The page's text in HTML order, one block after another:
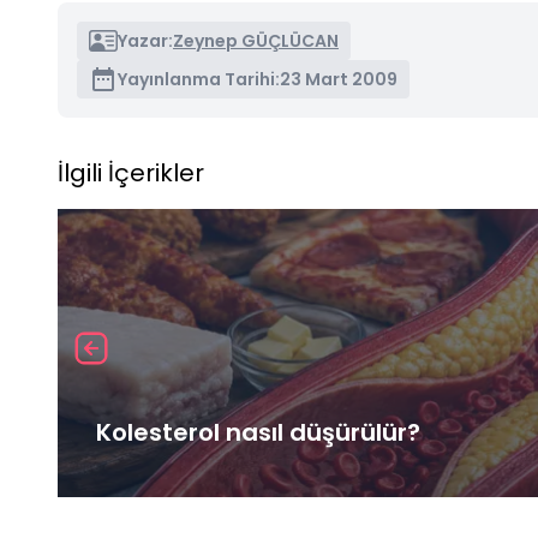
Yazar:Zeynep GÜÇLÜCAN
Yayınlanma Tarihi:23 Mart 2009
İlgili İçerikler
Kolesterol nasıl düşürülür?